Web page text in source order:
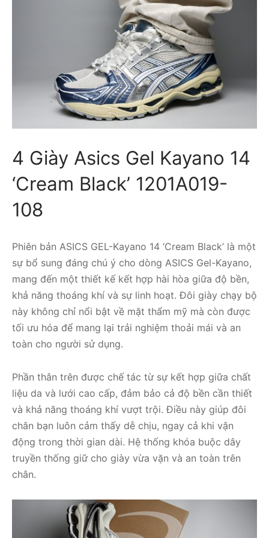
4 Giày Asics Gel Kayano 14
‘Cream Black’ 1201A019-
108
Phiên bản ASICS GEL-Kayano 14 ‘Cream Black’ là một
sự bổ sung đáng chú ý cho dòng ASICS Gel-Kayano,
mang đến một thiết kế kết hợp hài hòa giữa độ bền,
khả năng thoáng khí và sự linh hoạt. Đôi giày chạy bộ
này không chỉ nổi bật về mặt thẩm mỹ mà còn được
tối ưu hóa để mang lại trải nghiệm thoải mái và an
toàn cho người sử dụng.
Phần thân trên được chế tác từ sự kết hợp giữa chất
liệu da và lưới cao cấp, đảm bảo cả độ bền cần thiết
và khả năng thoáng khí vượt trội. Điều này giúp đôi
chân bạn luôn cảm thấy dễ chịu, ngay cả khi vận
động trong thời gian dài. Hệ thống khóa buộc dây
truyền thống giữ cho giày vừa vặn và an toàn trên
chân.